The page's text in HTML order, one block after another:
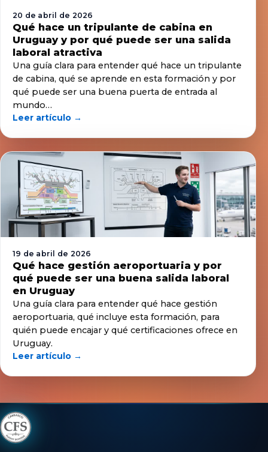
20 de abril de 2026
Qué hace un tripulante de cabina en
Uruguay y por qué puede ser una salida
laboral atractiva
Una guía clara para entender qué hace un tripulante
de cabina, qué se aprende en esta formación y por
qué puede ser una buena puerta de entrada al
mundo…
Leer artículo →
19 de abril de 2026
Qué hace gestión aeroportuaria y por
qué puede ser una buena salida laboral
en Uruguay
Una guía clara para entender qué hace gestión
aeroportuaria, qué incluye esta formación, para
quién puede encajar y qué certificaciones ofrece en
Uruguay.
Leer artículo →